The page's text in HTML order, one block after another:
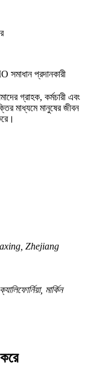
সমাধান প্রদানকারী
গ্রাহক, কর্মচারী এবং
মাধ্যমে মানুষের জীবন
Zhejiang
মার্কিন